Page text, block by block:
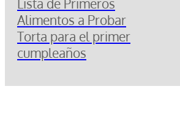
Lista de Primeros
Alimentos a Probar
Torta para el primer
cumpleaños